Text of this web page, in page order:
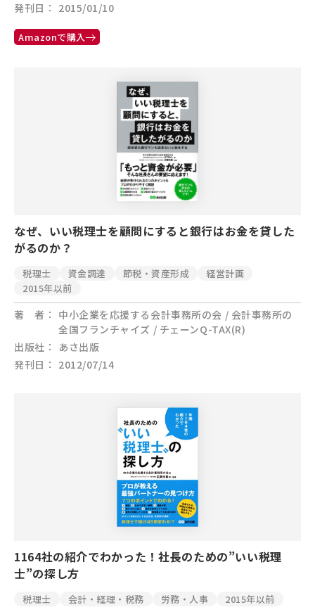
発刊日
2015/01/10
Amazonで購入
なぜ、いい税理士を顧問にすると銀行はお金を貸した
がるのか？
税理士 資金調達 節税・資産形成
経営計画
2015年以前
著 者
中小企業を応援する会計事務所の会 / 会計事務所の
全国フランチャイズ / チェーンQ-TAX(R)
出版社
あさ出版
発刊日
2012/07/14
1164社の紹介でわかった！社長のための”いい税理
士”の探し方
税理士 会計・経理・税務 労務・人事 2015年以前